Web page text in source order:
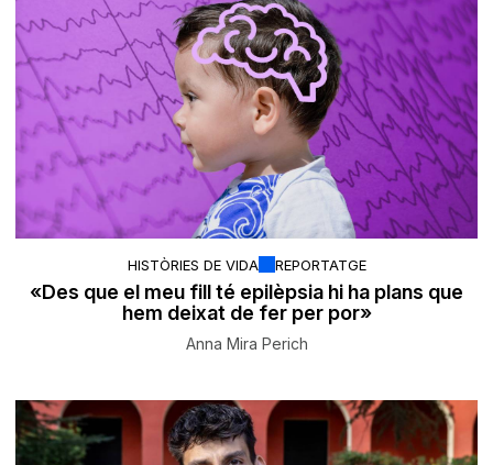
HISTÒRIES DE VIDA REPORTATGE
«Des que el meu fill té epilèpsia hi ha plans que
hem deixat de fer per por»
Anna Mira Perich